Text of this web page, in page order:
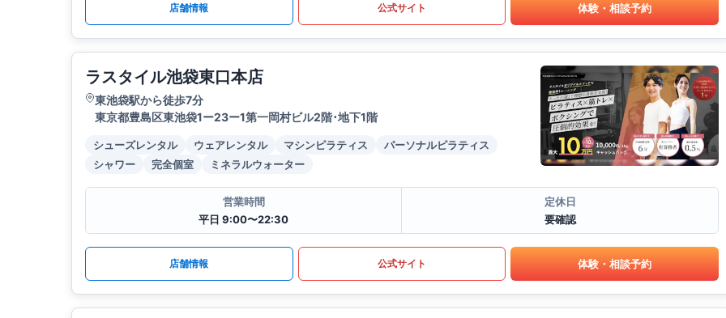
店舗情報 公式サイト 体験・相談予約
ラスタイル池袋東口本店
東池袋駅から徒歩7分
東京都豊島区東池袋1ー23ー1第一岡村ビル2階･地下1階
シューズレンタル ウェアレンタル マシンピラティス
パーソナルピラティス
シャワー
完全個室 ミネラルウォーター
営業時間
平日 9:00〜22:30
定休日
要確認
店舗情報 公式サイト 体験・相談予約